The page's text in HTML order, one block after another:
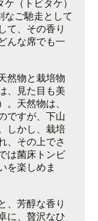
（トビタケ）
なご馳走として
て、その香り
んな席でも一
然物と栽培物
、見た目も美
。天然物は、
ですが、下山
しかし、栽培
、その上でさ
は菌床トンビ
を楽しめま
、芳醇な香り
に、贅沢なひ